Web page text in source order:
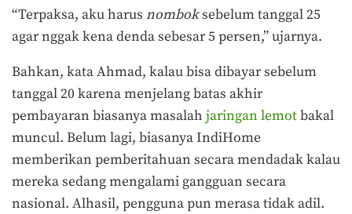
“Terpaksa, aku harus nomboksebelum tanggal 25
agar nggak kena denda sebesar 5 persen,” ujarnya.
Bahkan, kata Ahmad, kalau bisa dibayar sebelum
tanggal 20 karena menjelang batas akhir
pembayaran biasanya masalah jaringan lemotbakal
muncul. Belum lagi, biasanya IndiHome
memberikan pemberitahuan secara mendadak kalau
mereka sedang mengalami gangguan secara
nasional. Alhasil, pengguna pun merasa tidak adil.